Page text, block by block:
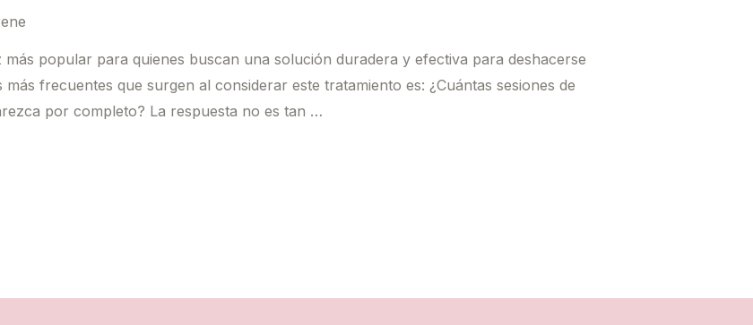
popular para quienes buscan una solución duradera y efectiva para deshacerse
frecuentes que surgen al considerar este tratamiento es: ¿Cuántas sesiones de
por completo? La respuesta no es tan …